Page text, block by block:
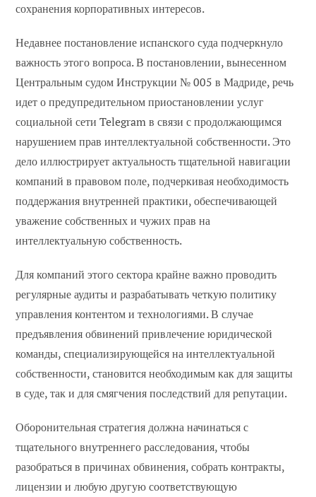
сохранения корпоративных интересов.
Недавнее постановление испанского суда подчеркнуло
важность этого вопроса. В постановлении, вынесенном
Центральным судом Инструкции № 005 в Мадриде, речь
идет о предупредительном приостановлении услуг
социальной сети Telegram в связи с продолжающимся
нарушением прав интеллектуальной собственности. Это
дело иллюстрирует актуальность тщательной навигации
компаний в правовом поле, подчеркивая необходимость
поддержания внутренней практики, обеспечивающей
уважение собственных и чужих прав на
интеллектуальную собственность.
Для компаний этого сектора крайне важно проводить
регулярные аудиты и разрабатывать четкую политику
управления контентом и технологиями. В случае
предъявления обвинений привлечение юридической
команды, специализирующейся на интеллектуальной
собственности, становится необходимым как для защиты
в суде, так и для смягчения последствий для репутации.
Оборонительная стратегия должна начинаться с
тщательного внутреннего расследования, чтобы
разобраться в причинах обвинения, собрать контракты,
лицензии и любую другую соответствующую